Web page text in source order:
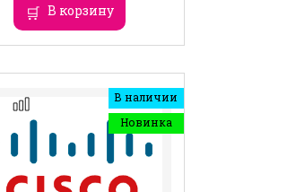
В корзину
В наличии
Новинка